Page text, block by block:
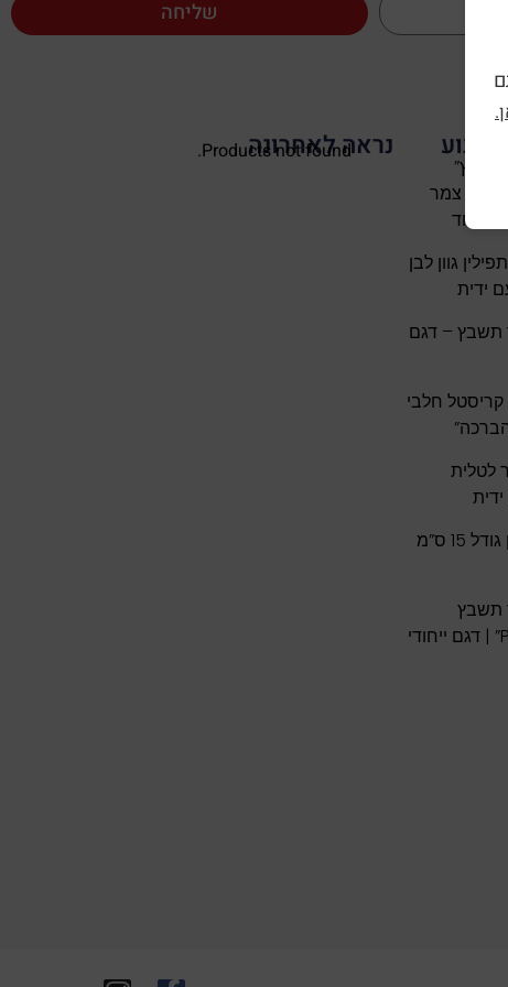
שליחה
השבוע
תשבץ”
פרמיום – 100% צמר
דוד
גוון לבן
ידית
תשבץ – דגם
קריסטל חלבי
לטלית
מזוזה בטון גודל 15 ס”מ
תשבץ
נראה לאחרונה
Products not found.